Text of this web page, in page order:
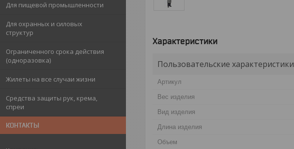
Для пищевой промышленности
Для охранных и силовых
структур
Ограниченного срока действия
(одноразовка)
Жилеты на все случаи жизни
Средства защиты рук, крема,
спреи
КОНТАКТЫ
Характеристики
Пользовательские характеристики
Артикул
Вес изделия
Вид изделия
Длина изделия
Объем